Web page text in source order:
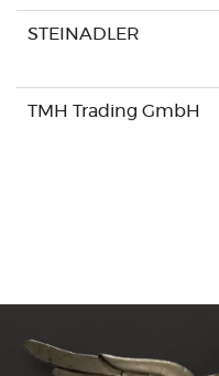
STEINADLER
TMH Trading GmbH